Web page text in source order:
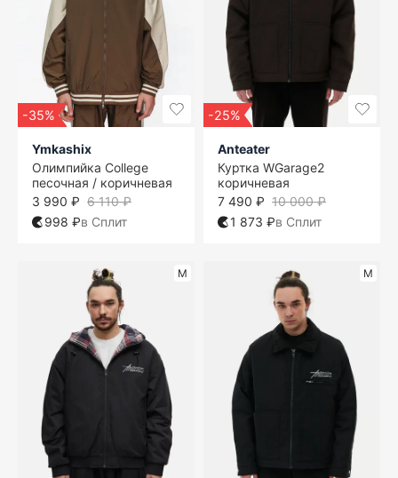
-35%
Ymkashix
Олимпийка College
песочная / коричневая
6 110 ₽
3 990 ₽
998 ₽в Сплит
-25%
Anteater
Куртка WGarage2
коричневая
10 000 ₽
7 490 ₽
1 873 ₽в Сплит
M M